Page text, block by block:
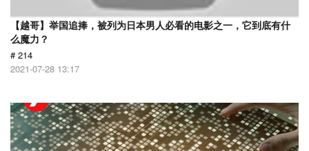
【越哥】举国追捧，被列为日本男人必看的电影之一，它到底有什
么魔力？
# 214
2021-07-28 13:17